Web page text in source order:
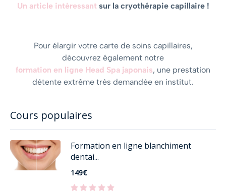
Un article intéressant sur la cryothérapie capillaire !
Pour élargir votre carte de soins capillaires,
découvrez également notre
formation en ligne Head Spa japonais, une prestation
détente extrême très demandée en institut.
Cours populaires
Formation en ligne blanchiment
dentai...
149€